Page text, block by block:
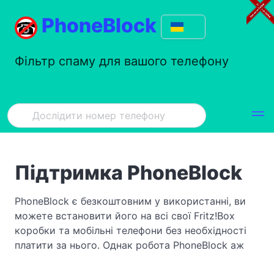
PhoneBlock
Фільтр спаму для вашого телефону
Підтримка PhoneBlock
PhoneBlock є безкоштовним у використанні, ви
можете встановити його на всі свої Fritz!Box
коробки та мобільні телефони без необхідності
платити за нього. Однак робота PhoneBlock аж